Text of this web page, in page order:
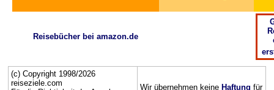
Reisebücher bei amazon.de
(c) Copyright 1998/2026
reiseziele.com
Wir übernehmen keine Haftung für